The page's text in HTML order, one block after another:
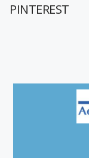
PINTEREST